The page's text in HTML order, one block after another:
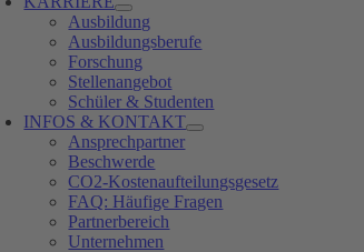
Ausbildung
Ausbildungsberufe
Forschung
Stellenangebot
Schüler & Studenten
INFOS & KONTAKT
Ansprechpartner
Beschwerde
CO2-Kostenaufteilungsgesetz
FAQ: Häufige Fragen
Partnerbereich
Unternehmen